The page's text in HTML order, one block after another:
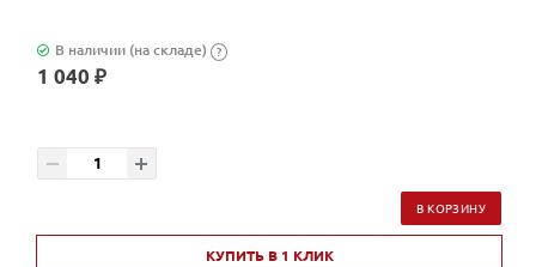
В наличии (на складе) ?
1 040 ₽
В КОРЗИНУ
КУПИТЬ В 1 КЛИК